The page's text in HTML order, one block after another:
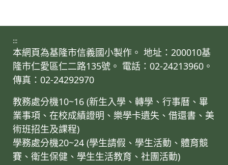
:::
本網頁為基隆市信義國小製作。 地址：200010基
隆市仁愛區仁二路135號。 電話：02-24213960。
傳真：02-24292970
教務處分機10~16 (新生入學、轉學、行事曆、畢
業事項、在校成績證明、樂學卡遺失、借還書、美
術班招生及課程)
學務處分機20~24 (學生請假、學生活動、體育競
賽、衛生保健、學生生活教育、社團活動)